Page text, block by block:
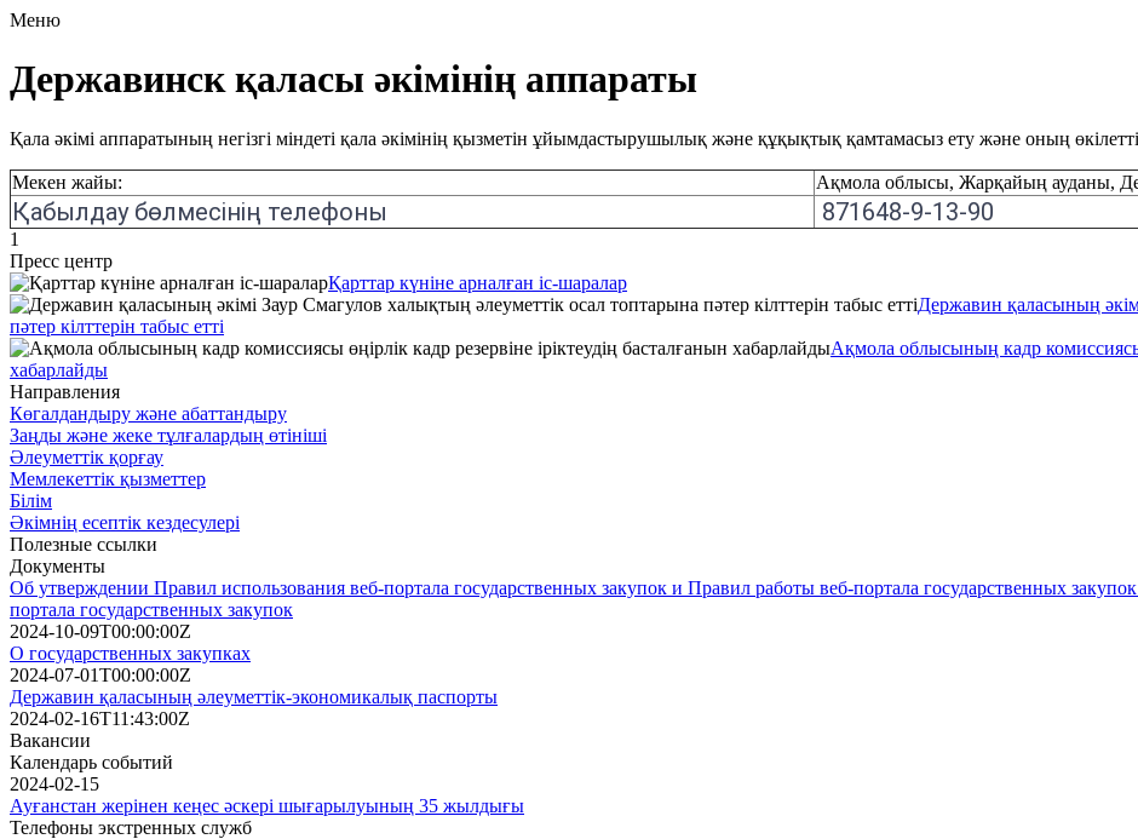
Меню
Державинск қаласы әкімінің аппараты
Қала әкімі аппаратының негізгі міндеті қала әкімінің қызметін ұйымдастырушылық және құқықтық қамтамасыз ету және оның
Мекен жайы: Ақмола облысы, Жарқайың ауданы,
Қабылдау бөлмесінің телефоны 871648-9-13-90
1
Пресс центр
Қарттар күніне арналған іс-шаралар
Державин қаласының
пәтер кілттерін табыс етті
Ақмола облысының кадр комиссиясы
хабарлайды
Направления
Көгалдандыру және абаттандыру
Заңды және жеке тұлғалардың өтініші
Әлеуметтік қорғау
Мемлекеттік қызметтер
Білім
Әкімнің есептік кездесулері
Полезные ссылки
Документы
Об утверждении Правил использования веб-портала государственных закупок и Правил работы веб-портала государственных
портала государственных закупок
2024-10-09T00:00:00Z
О государственных закупках
2024-07-01T00:00:00Z
Державин қаласының әлеуметтік-экономикалық паспорты
2024-02-16T11:43:00Z
Вакансии
Календарь событий
2024-02-15
Ауғанстан жерінен кеңес әскері шығарылуының 35 жылдығы
Телефоны экстренных служб